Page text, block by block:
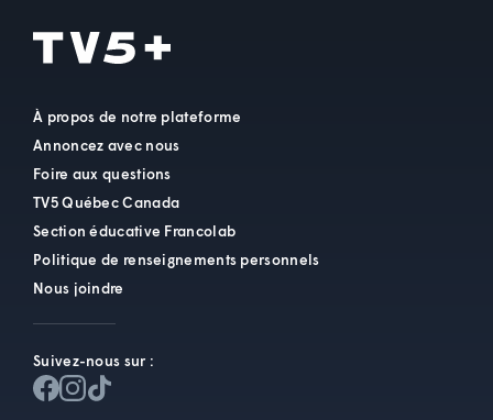
À propos de notre plateforme
Annoncez avec nous
Foire aux questions
TV5 Québec Canada
Section éducative Francolab
Politique de renseignements personnels
Nous joindre
Suivez-nous sur :